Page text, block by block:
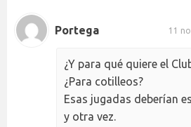
Portega 11
¿Y para qué quiere el
¿Para cotilleos?
Esas jugadas deberían
y otra vez.